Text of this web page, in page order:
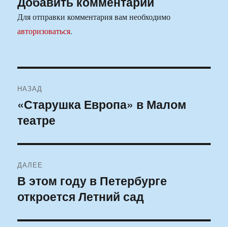
Для отправки комментария вам необходимо
авторизоваться.
по
записям
НАЗАД
Предыдущая
запись:
«Старушка Европа» в Малом
театре
ДАЛЕЕ
Следующая
запись:
В этом году в Петербурге
откроется Летний сад